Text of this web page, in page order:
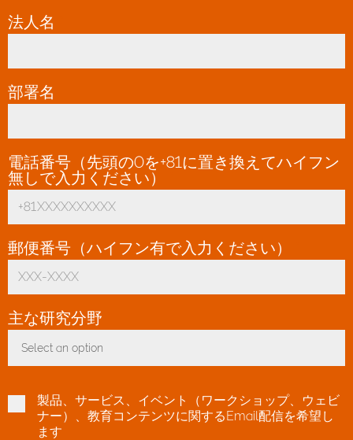
法人名
部署名
電話番号（先頭の0を+81に置き換えてハイフン
無しで入力ください）
郵便番号（ハイフン有で入力ください）
主な研究分野
Select an option
製品、サービス、イベント（ワークショップ、ウェビ
ナー）、教育コンテンツに関するEmail配信を希望し
ます